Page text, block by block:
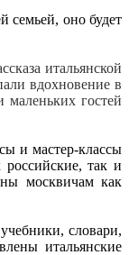
семьей, оно будет
итальянской
вдохновение в
гостей
и мастер-классы
так и
москвичам как
словари,
итальянские